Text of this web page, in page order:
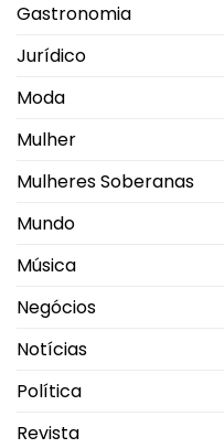
Gastronomia
Jurídico
Moda
Mulher
Mulheres Soberanas
Mundo
Música
Negócios
Notícias
Política
Revista